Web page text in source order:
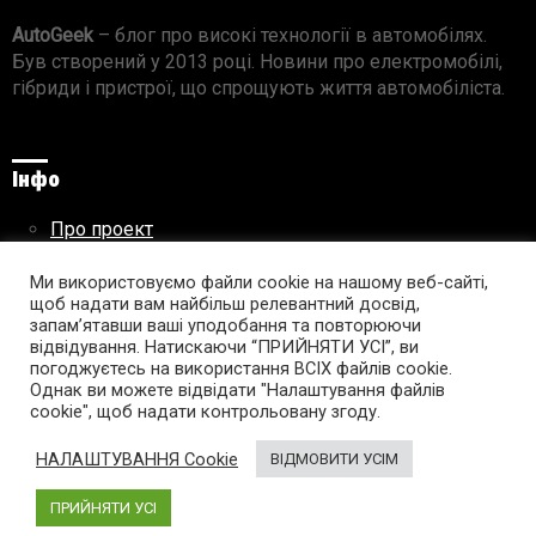
AutoGeek– блог про високі технології в автомобілях.
Був створений у 2013 році. Новини про електромобілі,
гібриди і пристрої, що спрощують життя автомобіліста.
Інфо
Про проект
Правила використання матеріалів
Підпишись на AutoGeek!
facebooktwitter instagramyoutube tumblr linkedin
Ми використовуємо файли cookie на нашому веб-сайті,
щоб надати вам найбільш релевантний досвід,
запам’ятавши ваші уподобання та повторюючи
відвідування. Натискаючи “ПРИЙНЯТИ УСІ”, ви
погоджуєтесь на використання ВСІХ файлів cookie.
Однак ви можете відвідати "Налаштування файлів
cookie", щоб надати контрольовану згоду.
НАЛАШТУВАННЯ Cookie ВІДМОВИТИ УСІМ
ПРИЙНЯТИ УСІ